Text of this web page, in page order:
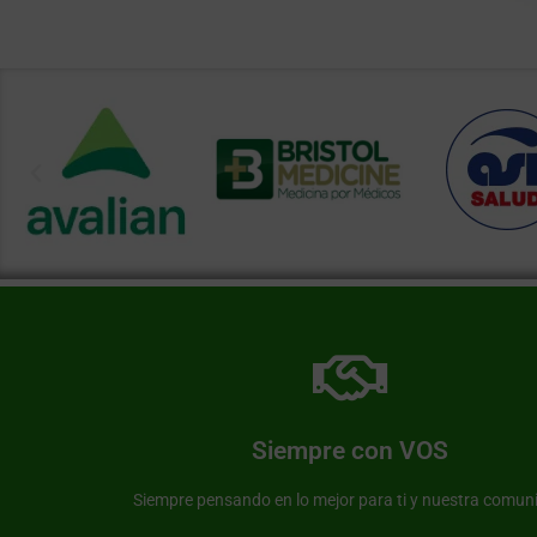
Siempre con VOS
Siempre pensando en lo mejor para ti y nuestra
Farmacia Avenida
Somos una farmacia al servicio de nuestra
Más información de nuestra farmacia